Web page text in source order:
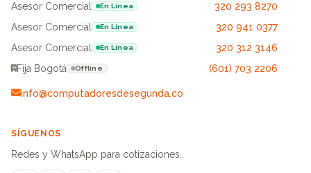
Asesor Comercial En Línea
320 293 8270
Asesor Comercial
En Línea
320 941 0377
Asesor Comercial
En Línea
320 312 3146
Fija Bogotá
Offline (601) 703 2206
info@computadoresdesegunda.co
SÍGUENOS
Redes y WhatsApp para cotizaciones.